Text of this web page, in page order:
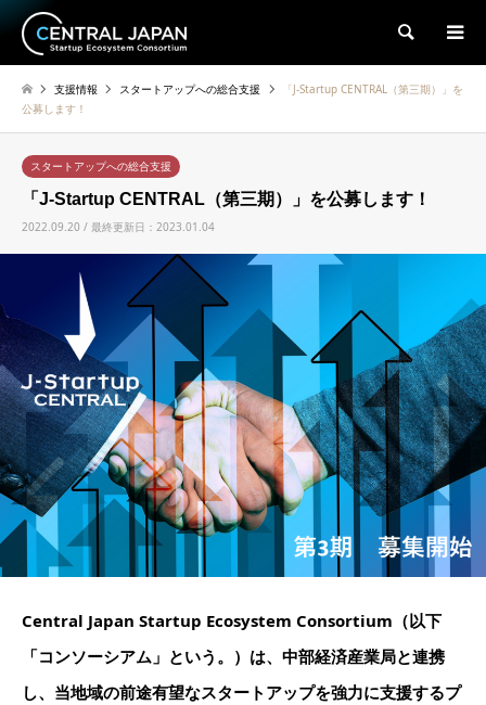
検索
支援情報 スタートアップへの総合支援
「J-Startup CENTRAL（第三期）」を
公募します！
スタートアップへの総合支援
「J-Startup CENTRAL（第三期）」を公募します！
2022.09.20 / 最終更新日：2023.01.04
Central Japan Startup Ecosystem Consortium（以下
「コンソーシアム」という。）は、中部経済産業局と連携
し、当地域の前途有望なスタートアップを強力に支援するプ